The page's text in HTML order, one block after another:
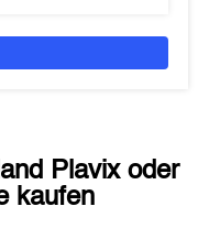
Plavixoder
kaufen